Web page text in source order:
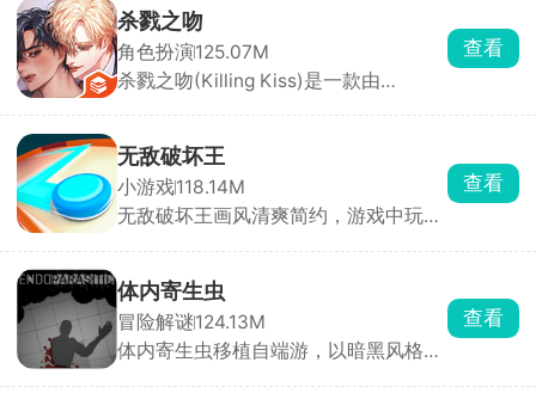
Steam移植至手机端的末日恐怖生存游
戏。游戏采用PSX复古低多边形风格，
以第一人称视角展开。玩家扮演一名船
长，船只正在沉没，你只有60秒的逃生
逃生。
杀戮之吻
角色扮演125.07M
杀戮之吻(Killing Kiss)是一款由
的危险世界中求生，同时与多位性格迥
异的男性角色建立亲密关系。游戏采用
分支叙事机制，每一次对话选项都至关
重要，将直接影响角色关系走向与最终
查看
无敌破坏王
小游戏118.14M
无敌破坏王画风清爽简约，游戏中玩家
击碎则直接判定失败。看起来轻松简
单，实则每一局都是攻防博弈，你需要
灵活规划攻击路径，同时时刻警惕对手
的反击。快速反应与精准操作缺一不
查看
体内寄生虫
冒险解谜124.13M
体内寄生虫移植自端游，以暗黑风格的
查看